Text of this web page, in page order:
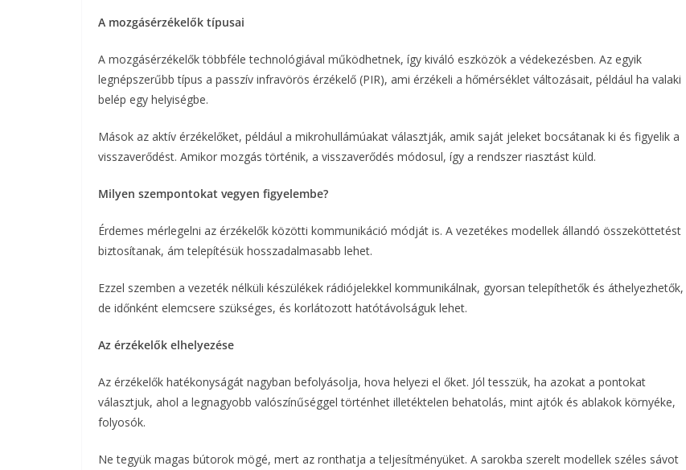
A mozgásérzékelők típusai
A mozgásérzékelők többféle technológiával működhetnek, így kiváló eszközök a védekezésben. Az egyik
legnépszerűbb típus a passzív infravörös érzékelő (PIR), ami érzékeli a hőmérséklet változásait, például ha valaki
belép egy helyiségbe.
Mások az aktív érzékelőket, például a mikrohullámúakat választják, amik saját jeleket bocsátanak ki és figyelik a
visszaverődést. Amikor mozgás történik, a visszaverődés módosul, így a rendszer riasztást küld.
Milyen szempontokat vegyen figyelembe?
Érdemes mérlegelni az érzékelők közötti kommunikáció módját is. A vezetékes modellek állandó összeköttetést
biztosítanak, ám telepítésük hosszadalmasabb lehet.
Ezzel szemben a vezeték nélküli készülékek rádiójelekkel kommunikálnak, gyorsan telepíthetők és áthelyezhetők,
de időnként elemcsere szükséges, és korlátozott hatótávolságuk lehet.
Az érzékelők elhelyezése
Az érzékelők hatékonyságát nagyban befolyásolja, hova helyezi el őket. Jól tesszük, ha azokat a pontokat
választjuk, ahol a legnagyobb valószínűséggel történhet illetéktelen behatolás, mint ajtók és ablakok környéke,
folyosók.
Ne tegyük magas bútorok mögé, mert az ronthatja a teljesítményüket. A sarokba szerelt modellek széles sávot